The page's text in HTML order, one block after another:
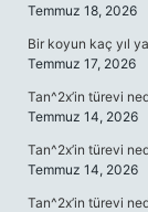
Temmuz 18, 2026
Bir koyun kaç yıl
Temmuz 17, 2026
Tan^2x’in türevi
Temmuz 14, 2026
Tan^2x’in türevi
Temmuz 14, 2026
Tan^2x’in türevi